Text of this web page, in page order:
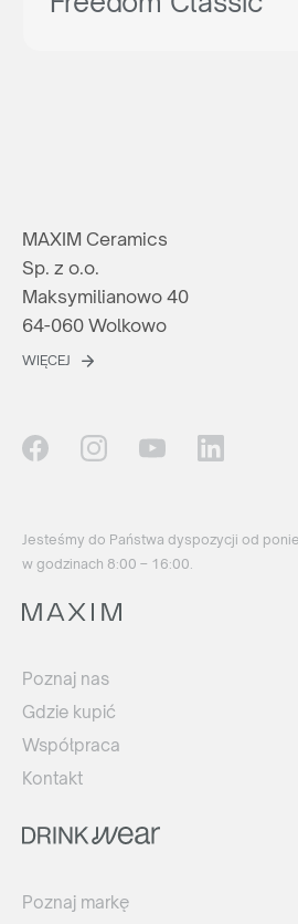
MAXIM Ceramics
Sp. z o.o.
Maksymilianowo 40
64-060 Wolkowo
WIĘCEJ
Jesteśmy do Państwa dyspozycji od
w godzinach 8:00 – 16:00.
Poznaj nas
Gdzie kupić
Współpraca
Kontakt
Poznaj markę